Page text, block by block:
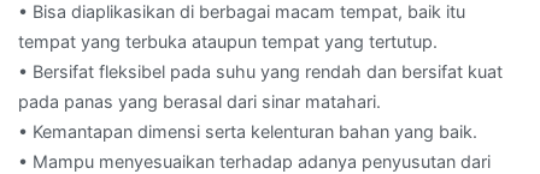
• Bisa diaplikasikan di berbagai macam tempat, baik itu
tempat yang terbuka ataupun tempat yang tertutup.
• Bersifat fleksibel pada suhu yang rendah dan bersifat kuat
pada panas yang berasal dari sinar matahari.
• Kemantapan dimensi serta kelenturan bahan yang baik.
• Mampu menyesuaikan terhadap adanya penyusutan dari